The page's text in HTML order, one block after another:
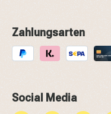
Zahlungsarten
Social Media